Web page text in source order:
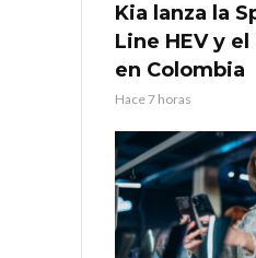
Kia lanza la
Line HEV y
en Colombia
Hace 7 horas